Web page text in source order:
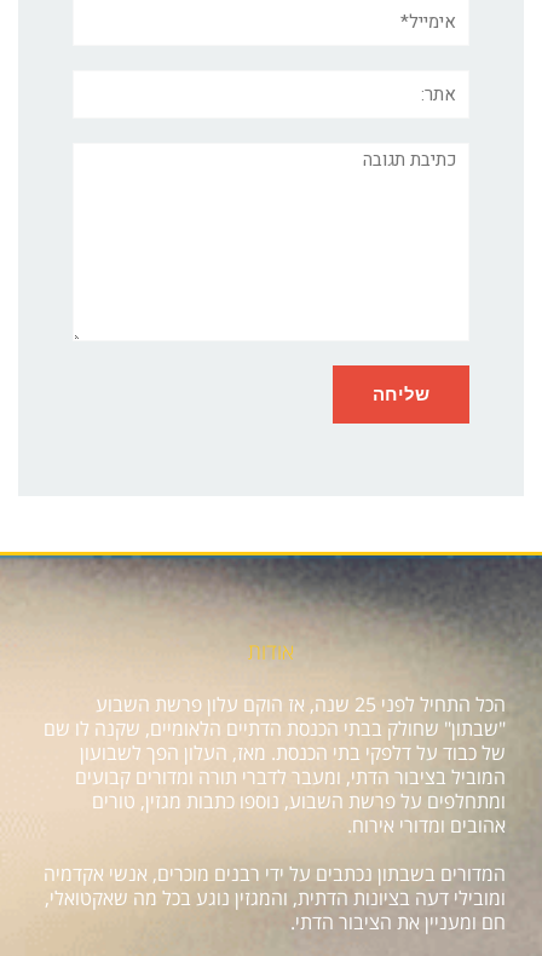
תגובה
אודות
הכל התחיל לפני 25 שנה, אז הוקם עלון פרשת השבוע
"שבתון" שחולק בבתי הכנסת הדתיים הלאומיים, שקנה לו שם
של כבוד על דלפקי בתי הכנסת. מאז, העלון הפך לשבועון
המוביל בציבור הדתי, ומעבר לדברי תורה ומדורים קבועים
ומתחלפים על פרשת השבוע, נוספו כתבות מגזין, טורים
אהובים ומדורי אירוח.
המדורים בשבתון נכתבים על ידי רבנים מוכרים, אנשי אקדמיה
ומובילי דעה בציונות הדתית, והמגזין נוגע בכל מה שאקטואלי,
חם ומעניין את הציבור הדתי.